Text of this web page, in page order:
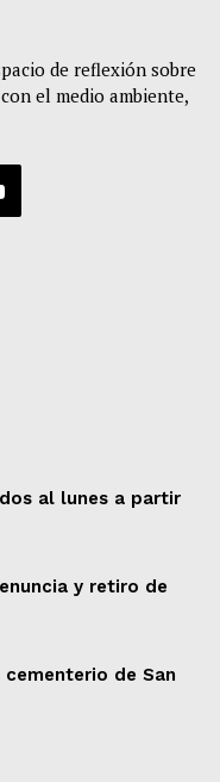
de reflexión sobre
el medio ambiente,
al lunes a partir
y retiro de
de San